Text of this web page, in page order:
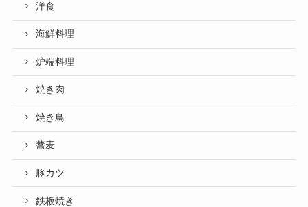
洋食
海鮮料理
炉端料理
焼き肉
焼き鳥
蕎麦
豚カツ
鉄板焼き